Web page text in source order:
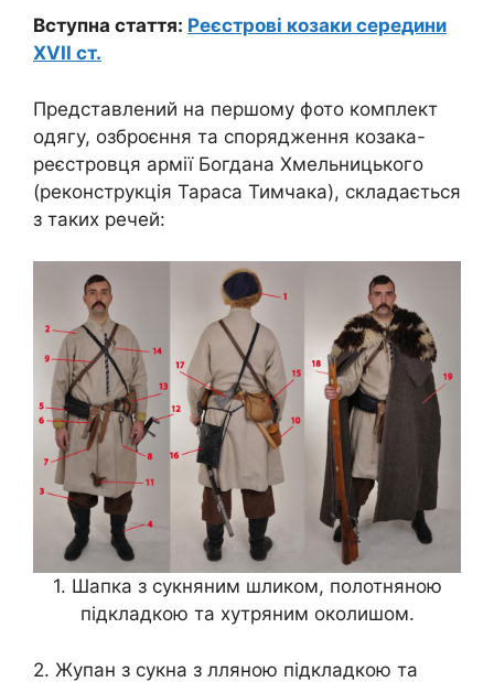
Вступна стаття: Реєстрові козаки середини
XVII ст.
Представлений на першому фото комплект
одягу, озброєння та спорядження козака-
реєстровця армії Богдана Хмельницького
(реконструкція Тараса Тимчака), складається
з таких речей:
1. Шапка з сукняним шликом, полотняною
підкладкою та хутряним околишом.
2. Жупан з сукна з лляною підкладкою та